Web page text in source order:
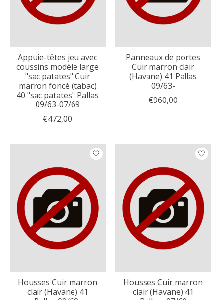
Appuie-têtes jeu avec
coussins modèle large
"sac patates" Cuir
marron foncé (tabac)
40 "sac patates" Pallas
09/63-07/69
€472,00
Panneaux de portes
Cuir marron clair
(Havane) 41 Pallas
09/63-
€960,00
Housses Cuir marron
clair (Havane) 41
Housses Cuir marron
clair (Havane) 41